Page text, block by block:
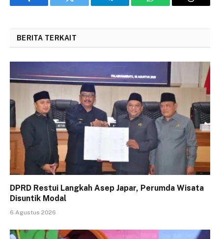
Facebook Twitter Telegram WhatsApp Threads
BERITA TERKAIT
DPRD Restui Langkah Asep Japar, Perumda Wisata
Disuntik Modal
6 Agustus 2026